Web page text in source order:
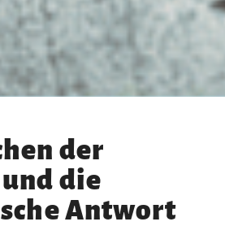
der
die
Antwort